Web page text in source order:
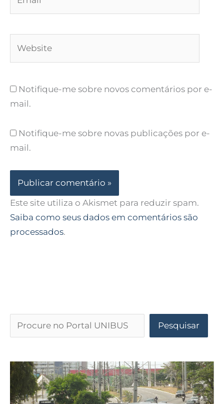
Notifique-me sobre novos comentários por e-
mail.
Notifique-me sobre novas publicações por e-
mail.
Este site utiliza o Akismet para reduzir spam.
Saiba como seus dados em comentários são
processados.
Pesquisar